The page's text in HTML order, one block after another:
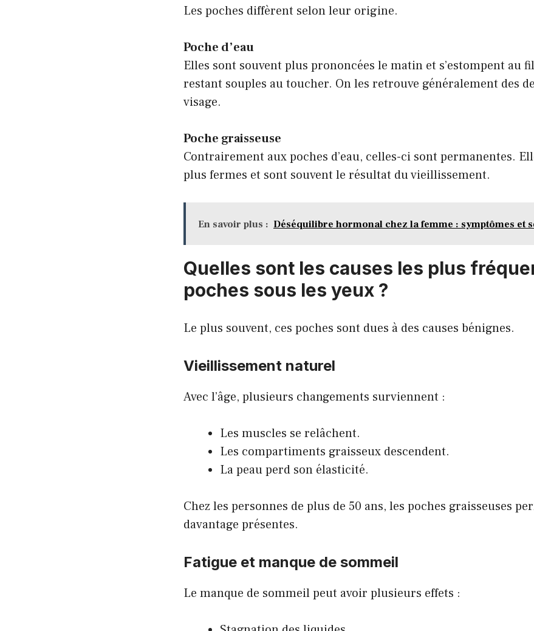
Les poches diffèrent selon leur origine.
Poche d’eau
Elles sont souvent plus prononcées le matin et s’estompent au
restant souples au toucher. On les retrouve généralement des
visage.
Poche graisseuse
Contrairement aux poches d’eau, celles-ci sont permanentes.
plus fermes et sont souvent le résultat du vieillissement.
En savoir plus : Déséquilibre hormonal chez la femme : symptômes et
Quelles sont les causes les plus
poches sous les yeux ?
Le plus souvent, ces poches sont dues à des causes bénignes.
Vieillissement naturel
Avec l’âge, plusieurs changements surviennent :
Les muscles se relâchent.
Les compartiments graisseux descendent.
La peau perd son élasticité.
Chez les personnes de plus de 50 ans, les poches graisseuses
davantage présentes.
Fatigue et manque de sommeil
Le manque de sommeil peut avoir plusieurs effets :